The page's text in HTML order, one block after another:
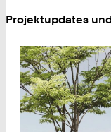
Projektupdates